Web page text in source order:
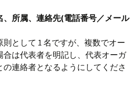
、所属、連絡先(電話番号／メール
として 1 名ですが、複数でオー
合は代表者を明記し、代表オーガ
の連絡者となるようにしてくださ